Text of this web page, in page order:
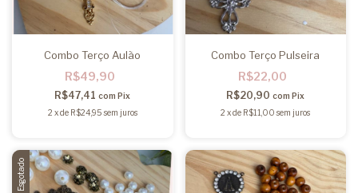
Combo Terço Aulão
R$49,90
R$47,41com Pix
2 xde R$24,95 sem juros
Combo Terço Pulseira
R$22,00
R$20,90com Pix
2 xde R$11,00 sem juros
Esgotado